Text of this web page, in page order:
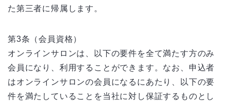
た第三者に帰属します。
第3条（会員資格）
オンラインサロンは、以下の要件を全て満たす方のみ
会員になり、利用することができます。なお、申込者
はオンラインサロンの会員になるにあたり、以下の要
件を満たしていることを当社に対し保証するものとし